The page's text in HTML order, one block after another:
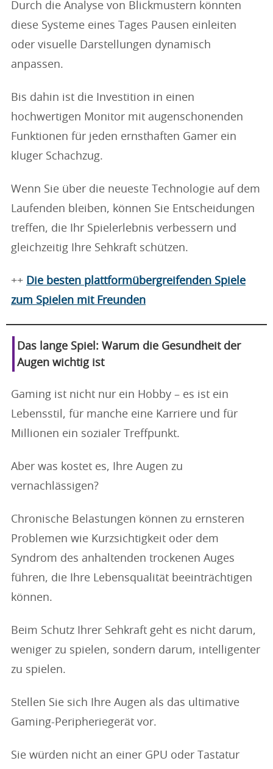
Durch die Analyse von Blickmustern könnten
diese Systeme eines Tages Pausen einleiten
oder visuelle Darstellungen dynamisch
anpassen.
Bis dahin ist die Investition in einen
hochwertigen Monitor mit augenschonenden
Funktionen für jeden ernsthaften Gamer ein
kluger Schachzug.
Wenn Sie über die neueste Technologie auf dem
Laufenden bleiben, können Sie Entscheidungen
treffen, die Ihr Spielerlebnis verbessern und
gleichzeitig Ihre Sehkraft schützen.
++ Die besten plattformübergreifenden Spiele
zum Spielen mit Freunden
Das lange Spiel: Warum die Gesundheit der
Augen wichtig ist
Gaming ist nicht nur ein Hobby – es ist ein
Lebensstil, für manche eine Karriere und für
Millionen ein sozialer Treffpunkt.
Aber was kostet es, Ihre Augen zu
vernachlässigen?
Chronische Belastungen können zu ernsteren
Problemen wie Kurzsichtigkeit oder dem
Syndrom des anhaltenden trockenen Auges
führen, die Ihre Lebensqualität beeinträchtigen
können.
Beim Schutz Ihrer Sehkraft geht es nicht darum,
weniger zu spielen, sondern darum, intelligenter
zu spielen.
Stellen Sie sich Ihre Augen als das ultimative
Gaming-Peripheriegerät vor.
Sie würden nicht an einer GPU oder Tastatur